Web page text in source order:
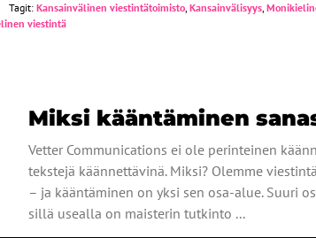
Tagit: Kansainvälinen viestintätoimisto, Kansainvälisyys,
viestintä
Miksi kääntäminen
Vetter Communications ei ole perinteinen
tekstejä käännettävinä. Miksi? Olemme
– ja kääntäminen on yksi sen osa-alue. Suuri
sillä usealla on maisterin tutkinto ...